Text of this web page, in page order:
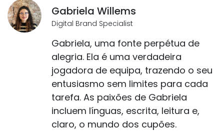
Gabriela Willems
Digital Brand Specialist
Gabriela, uma fonte perpétua de
alegria. Ela é uma verdadeira
jogadora de equipa, trazendo o seu
entusiasmo sem limites para cada
tarefa. As paixões de Gabriela
incluem línguas, escrita, leitura e,
claro, o mundo dos cupões.